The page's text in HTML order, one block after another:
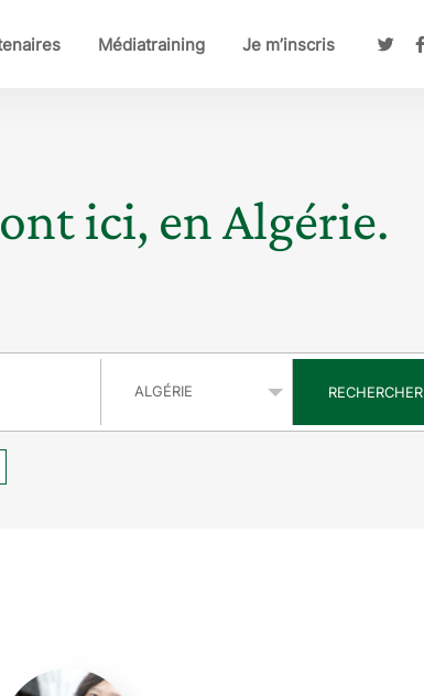
Médiatraining Je m’inscris
ici, en Algérie.
RECHERCHER
Thanh